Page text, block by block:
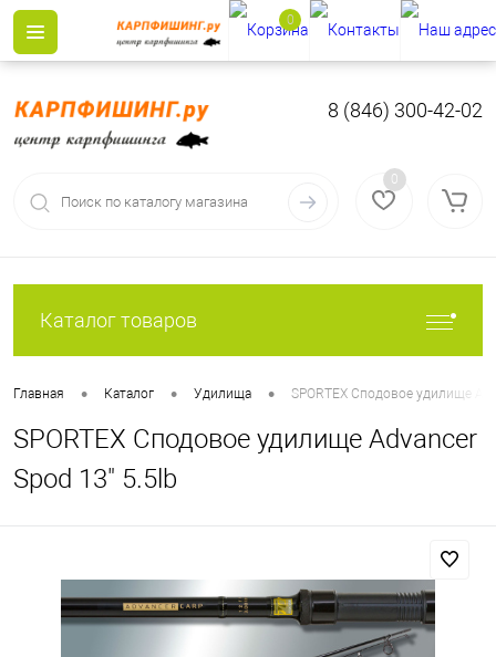
8 (846) 300-42-02
0
Каталог товаров
Главная • Каталог • Удилища • SPORTEX Сподовое удилище
SPORTEX Сподовое удилище Advancer
Spod 13" 5.5lb
0